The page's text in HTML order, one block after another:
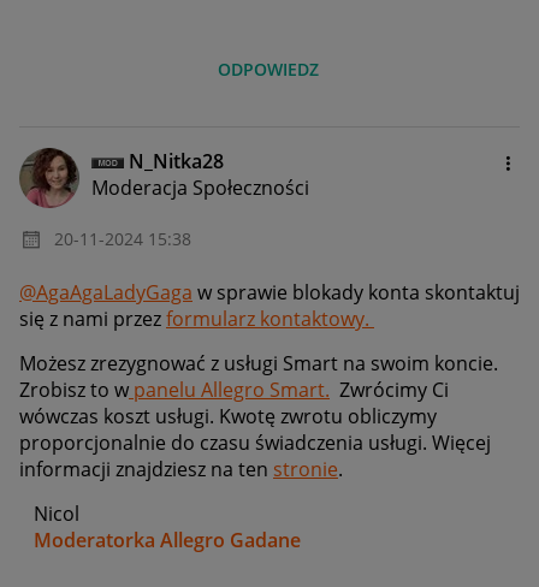
ODPOWIEDZ
N_Nitka28
Moderacja Społeczności
‎20-11-2024 15:38
@AgaAgaLadyGaga w sprawie blokady konta skontaktuj
się z nami przezformularz kontaktowy.
Możesz zrezygnować z usługi Smart na swoim koncie.
Zrobisz to w panelu Allegro Smart. Zwrócimy Ci
wówczas koszt usługi. Kwotę zwrotu obliczymy
proporcjonalnie do czasu świadczenia usługi. Więcej
informacji znajdziesz na ten stronie.
Nicol
Moderatorka Allegro Gadane